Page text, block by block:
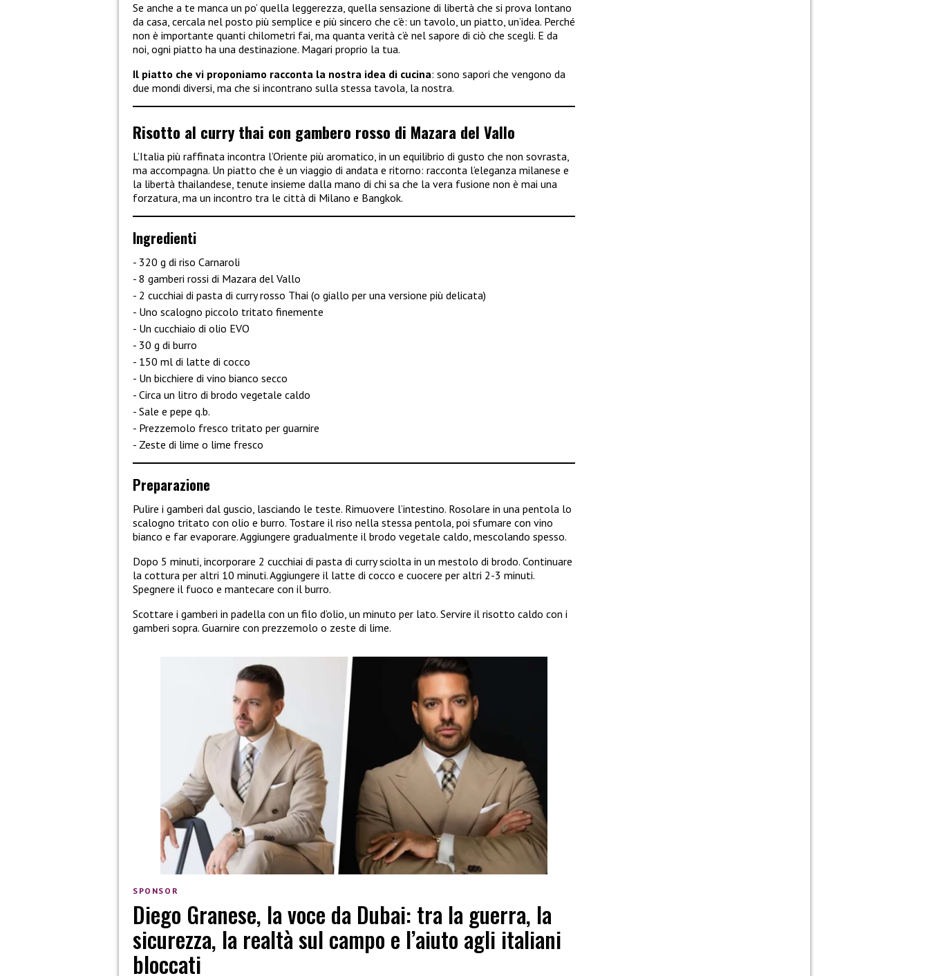
Se anche a te manca un po’ quella leggerezza, quella sensazione di libertà che si prova lontano
da casa, cercala nel posto più semplice e più sincero che c’è: un tavolo, un piatto, un’idea. Perché
non è importante quanti chilometri fai, ma quanta verità c’è nel sapore di ciò che scegli. E da
noi, ogni piatto ha una destinazione. Magari proprio la tua.
Il piatto che vi proponiamo racconta la nostra idea di cucina: sono sapori che vengono da
due mondi diversi, ma che si incontrano sulla stessa tavola, la nostra.
Risotto al curry thai con gambero rosso di Mazara del Vallo
L’Italia più raffinata incontra l’Oriente più aromatico, in un equilibrio di gusto che non sovrasta,
ma accompagna. Un piatto che è un viaggio di andata e ritorno: racconta l’eleganza milanese e
la libertà thailandese, tenute insieme dalla mano di chi sa che la vera fusione non è mai una
forzatura, ma un incontro tra le città di Milano e Bangkok.
Ingredienti
320 g di riso Carnaroli
8 gamberi rossi di Mazara del Vallo
2 cucchiai di pasta di curry rosso Thai (o giallo per una versione più delicata)
Uno scalogno piccolo tritato finemente
Un cucchiaio di olio EVO
30 g di burro
150 ml di latte di cocco
Un bicchiere di vino bianco secco
Circa un litro di brodo vegetale caldo
Sale e pepe q.b.
Prezzemolo fresco tritato per guarnire
Zeste di lime o lime fresco
Preparazione
Pulire i gamberi dal guscio, lasciando le teste. Rimuovere l’intestino. Rosolare in una pentola lo
scalogno tritato con olio e burro. Tostare il riso nella stessa pentola, poi sfumare con vino
bianco e far evaporare. Aggiungere gradualmente il brodo vegetale caldo, mescolando spesso.
Dopo 5 minuti, incorporare 2 cucchiai di pasta di curry sciolta in un mestolo di brodo. Continuare
la cottura per altri 10 minuti. Aggiungere il latte di cocco e cuocere per altri 2-3 minuti.
Spegnere il fuoco e mantecare con il burro.
Scottare i gamberi in padella con un filo d’olio, un minuto per lato. Servire il risotto caldo con i
gamberi sopra. Guarnire con prezzemolo o zeste di lime.
SPONSOR
Diego Granese, la voce da Dubai: tra la guerra, la
sicurezza, la realtà sul campo e l’aiuto agli italiani
bloccati